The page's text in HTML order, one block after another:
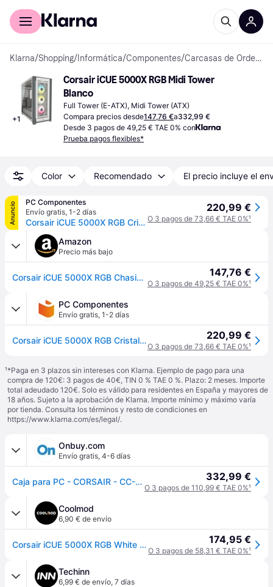
Comprar con Klarna
Klarna/Shopping/ Informática/Componentes/ Carcasas de Ordenador
+1
Corsair iCUE 5000X RGB Midi Tower
Blanco
Full Tower (E-ATX), Midi Tower (ATX)
Compara precios desde147,76 €a332,99 €
Desde 3 pagos de 49,25 € TAE 0% con
Prueba pagos flexibles*
Color Recomendado El precio incluye el
Anuncio
PC Componentes
Envío gratis, 1-2 días
Corsair iCUE 5000X RGB Cristal Templado USB 3.0 Blanca
220,99 €
O 3 pagos de 73,66 € TAE 0%¹
Amazon
Precio más bajo
Corsair iCUE 5000X RGB Chasis Inteligente para PC ATX Semitorre con Cristal Templado (Cuatro Paneles Cristal Templado, Sistema de Gestión del Cableado RapidRoute, Tres Ventiladores RGB 120 mm) Blanco 147,76 €
O 3 pagos de 49,25 € TAE 0%¹
PC Componentes
Envío gratis, 1-2 días
Corsair iCUE 5000X RGB Cristal Templado USB 3.0 Blanca 220,99 €
O 3 pagos de 73,66 € TAE 0%¹
¹*Paga en 3 plazos sin intereses con Klarna. Ejemplo de pago para una
compra de 120€: 3 pagos de 40€, TIN 0 % TAE 0 %. Plazo: 2 meses. Importe
total adeudado 120€. Solo es válido para residentes en España y mayores de
18 años. Sujeto a la aprobación de Klarna. Importe mínimo y máximo varía
por tienda. Consulta los términos y resto de condiciones en
https://www.klarna.com/es/legal/.
Onbuy.com
Envío gratis, 4-6 días
Caja para PC - CORSAIR - CC-9011213-WW - ATX iCUE 5000X RGB - Torre media inteligente de vidrio templado - Blanco 332,99 €
O 3 pagos de 110,99 € TAE 0%¹
Coolmod
6,90 € de envío
Corsair iCUE 5000X RGB White Cristal Templado 174,95 €
O 3 pagos de 58,31 € TAE 0%¹
Techinn
6,99 € de envío, 7 días